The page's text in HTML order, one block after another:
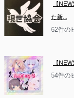
【
た新...
62件の
【
54件の